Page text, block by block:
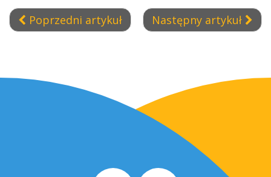
Poprzedni artykuł Następny artykuł